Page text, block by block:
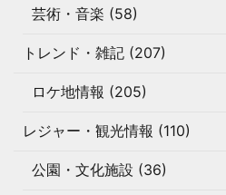
芸術・音楽 (58)
トレンド・雑記 (207)
ロケ地情報 (205)
レジャー・観光情報 (110)
公園・文化施設 (36)